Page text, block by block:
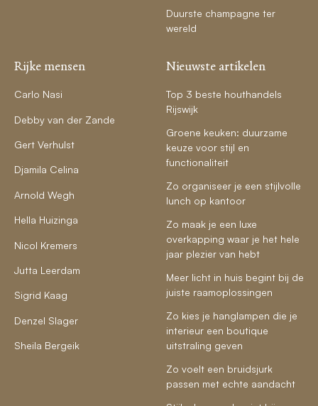
Duurste champagne ter
wereld
Rijke mensen
Carlo Nasi
Debby van der Zande
Gert Verhulst
Djamila Celina
Arnold Wegh
Hella Huizinga
Nicol Kremers
Jutta Leerdam
Sigrid Kaag
Denzel Slager
Sheila Bergeik
Nieuwste artikelen
Top 3 beste houthandels
Rijswijk
Groene keuken: duurzame
keuze voor stijl en
functionaliteit
Zo organiseer je een stijlvolle
lunch op kantoor
Zo maak je een luxe
overkapping waar je het hele
jaar plezier van hebt
Meer licht in huis begint bij de
juiste raamoplossingen
Zo kies je hanglampen die je
interieur een boutique
uitstraling geven
Zo voelt een bruidsjurk
passen met echte aandacht